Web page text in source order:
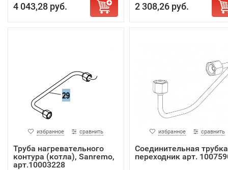
4 043,28 руб. 2 308,26 руб.
избранное сравнить
Труба нагревательного
контура (котла), Sanremo,
арт.10003228
избранное сравнить
Соединительная
переходник арт.